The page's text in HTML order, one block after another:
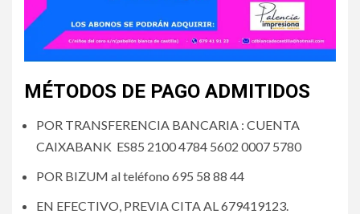
MÉTODOS DE PAGO ADMITIDOS
POR TRANSFERENCIA BANCARIA : CUENTA
CAIXABANK ES85 2100 4784 5602 0007 5780
POR BIZUM al teléfono 695 58 88 44
EN EFECTIVO, PREVIA CITA AL 679419123.